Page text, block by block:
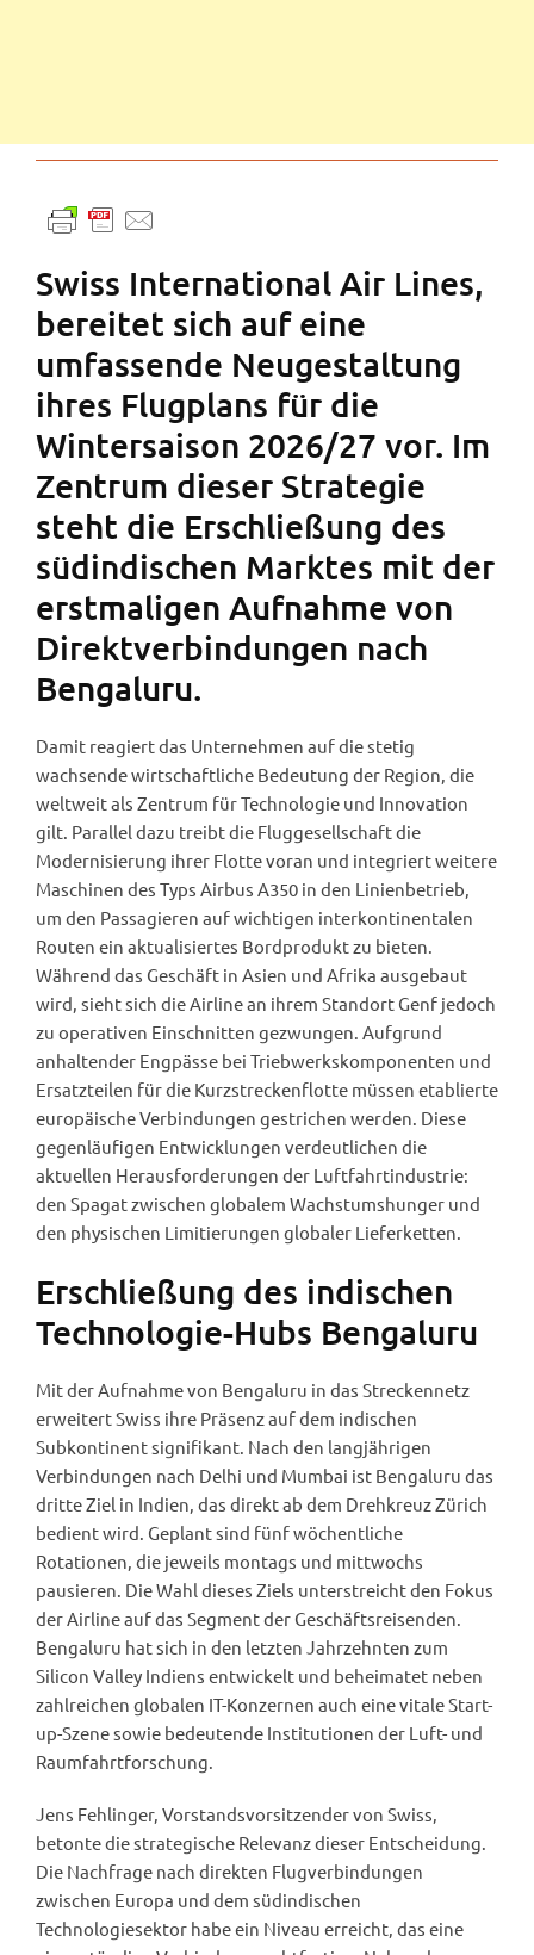
Swiss International Air Lines,
bereitet sich auf eine
umfassende Neugestaltung
ihres Flugplans für die
Wintersaison 2026/27 vor. Im
Zentrum dieser Strategie
steht die Erschließung des
südindischen Marktes mit der
erstmaligen Aufnahme von
Direktverbindungen nach
Bengaluru.
Damit reagiert das Unternehmen auf die stetig
wachsende wirtschaftliche Bedeutung der Region, die
weltweit als Zentrum für Technologie und Innovation
gilt. Parallel dazu treibt die Fluggesellschaft die
Modernisierung ihrer Flotte voran und integriert weitere
Maschinen des Typs Airbus A350 in den Linienbetrieb,
um den Passagieren auf wichtigen interkontinentalen
Routen ein aktualisiertes Bordprodukt zu bieten.
Während das Geschäft in Asien und Afrika ausgebaut
wird, sieht sich die Airline an ihrem Standort Genf jedoch
zu operativen Einschnitten gezwungen. Aufgrund
anhaltender Engpässe bei Triebwerkskomponenten und
Ersatzteilen für die Kurzstreckenflotte müssen etablierte
europäische Verbindungen gestrichen werden. Diese
gegenläufigen Entwicklungen verdeutlichen die
aktuellen Herausforderungen der Luftfahrtindustrie:
den Spagat zwischen globalem Wachstumshunger und
den physischen Limitierungen globaler Lieferketten.
Erschließung des indischen
Technologie-Hubs Bengaluru
Mit der Aufnahme von Bengaluru in das Streckennetz
erweitert Swiss ihre Präsenz auf dem indischen
Subkontinent signifikant. Nach den langjährigen
Verbindungen nach Delhi und Mumbai ist Bengaluru das
dritte Ziel in Indien, das direkt ab dem Drehkreuz Zürich
bedient wird. Geplant sind fünf wöchentliche
Rotationen, die jeweils montags und mittwochs
pausieren. Die Wahl dieses Ziels unterstreicht den Fokus
der Airline auf das Segment der Geschäftsreisenden.
Bengaluru hat sich in den letzten Jahrzehnten zum
Silicon Valley Indiens entwickelt und beheimatet neben
zahlreichen globalen IT-Konzernen auch eine vitale Start-
up-Szene sowie bedeutende Institutionen der Luft- und
Raumfahrtforschung.
Jens Fehlinger, Vorstandsvorsitzender von Swiss,
betonte die strategische Relevanz dieser Entscheidung.
Die Nachfrage nach direkten Flugverbindungen
zwischen Europa und dem südindischen
Technologiesektor habe ein Niveau erreicht, das eine